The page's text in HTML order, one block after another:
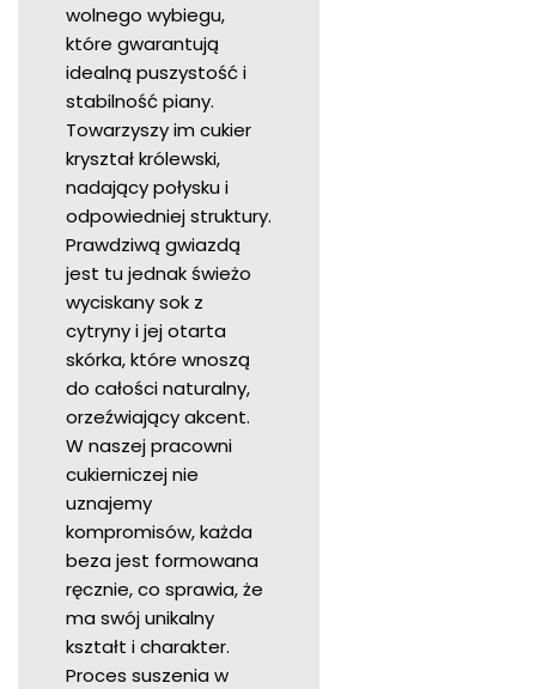
wolnego wybiegu,
które gwarantują
idealną puszystość i
stabilność piany.
Towarzyszy im cukier
kryształ królewski,
nadający połysku i
odpowiedniej struktury.
Prawdziwą gwiazdą
jest tu jednak świeżo
wyciskany sok z
cytryny i jej otarta
skórka, które wnoszą
do całości naturalny,
orzeźwiający akcent.
W naszej pracowni
cukierniczej nie
uznajemy
kompromisów, każda
beza jest formowana
ręcznie, co sprawia, że
ma swój unikalny
kształt i charakter.
Proces suszenia w